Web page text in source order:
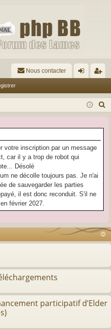
Nous contacter
ne
on
nr
ist
votre inscription par un message
car il y a trop de robot qui
Désolé
ne décolle toujours pas. Je n'ai
de sauvegarder les parties
il est donc reconduit. S'il ne
février 2027.
participatif d’Elder